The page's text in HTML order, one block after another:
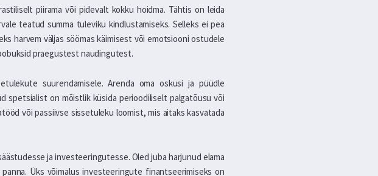
piirama või pidevalt kokku hoidma. Tähtis on leida
teatud summa tuleviku kindlustamiseks. Selleks ei pea
harvem väljas söömas käimisest või emotsiooni ostudele
praegustest naudingutest.
suurendamisele. Arenda oma oskusi ja püüdle
spetsialist on mõistlik küsida perioodiliselt palgatõusu või
või passiivse sissetuleku loomist, mis aitaks kasvatada
ja investeeringutesse. Oled juba harjunud elama
Üks võimalus investeeringute finantseerimiseks on